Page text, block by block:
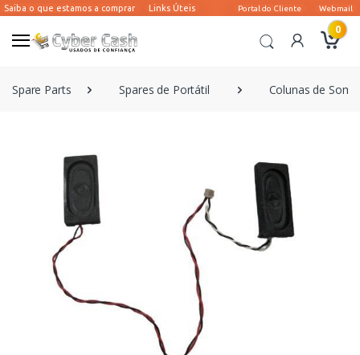
0
Spare Parts Spares de Portátil Colunas de Som